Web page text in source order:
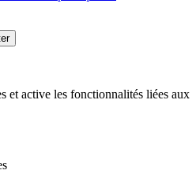
et active les fonctionnalités liées aux